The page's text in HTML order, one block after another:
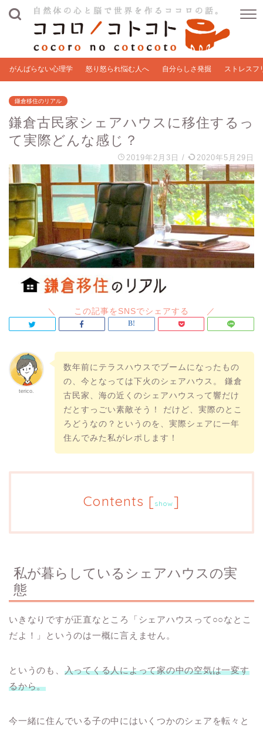
がんばらない心理学 怒り怒られ悩む人へ 自分らしさ発掘 ストレスフ
鎌倉移住のリアル
鎌倉古民家シェアハウスに移住するっ
て実際どんな感じ？
2019年2月3日 / 2020年5月29日
terico.
数年前にテラスハウスでブームになったもの
の、今となっては下火のシェアハウス。 鎌倉
古民家、海の近くのシェアハウスって響だけ
だとすっごい素敵そう！ だけど、実際のとこ
ろどうなの？というのを、実際シェアに一年
住んでみた私がレポします！
Contents [show]
私が暮らしているシェアハウスの実
態
いきなりですが正直なところ「シェアハウスって○○なとこ
だよ！」というのは一概に言えません。
というのも、 入ってくる人によって家の中の空気は一変す
るから。
今一緒に住んでいる子の中にはいくつかのシェアを転々と